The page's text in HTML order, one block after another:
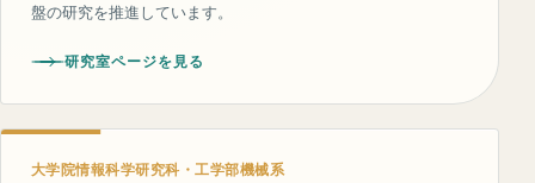
盤の研究を推進しています。
研究室ページを見る
大学院情報科学研究科・工学部機械系